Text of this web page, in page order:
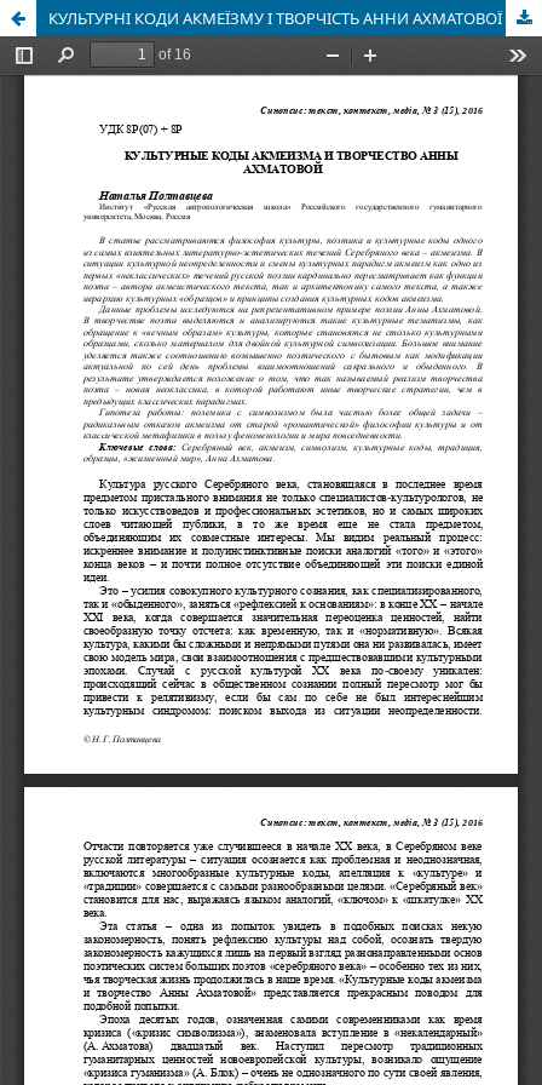
КУЛЬТУРНІ КОДИ АКМЕЇЗМУ І ТВОРЧІСТЬ АННИ АХМАТОВОЇ